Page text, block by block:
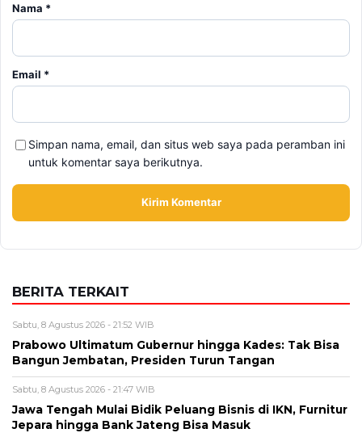
Nama *
Email *
Simpan nama, email, dan situs web saya pada peramban ini
untuk komentar saya berikutnya.
BERITA TERKAIT
Sabtu, 8 Agustus 2026 - 21:52 WIB
Prabowo Ultimatum Gubernur hingga Kades: Tak Bisa
Bangun Jembatan, Presiden Turun Tangan
Sabtu, 8 Agustus 2026 - 21:47 WIB
Jawa Tengah Mulai Bidik Peluang Bisnis di IKN, Furnitur
Jepara hingga Bank Jateng Bisa Masuk